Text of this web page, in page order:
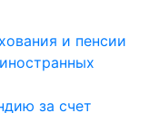
за счет